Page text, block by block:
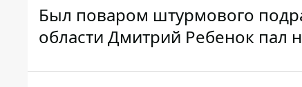
Был поваром штурмового
области Дмитрий Ребенок пал